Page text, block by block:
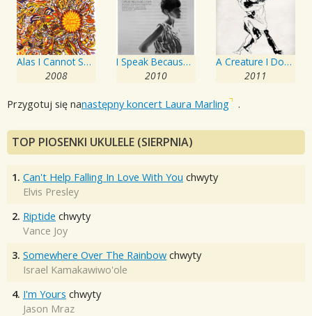
Alas I Cannot Swim
2008
I Speak Because I Can
2010
A Creature I Don't Know
2011
Przygotuj się nanastępny koncert Laura Marling .
TOP PIOSENKI UKULELE (SIERPNIA)
1. Can't Help Falling In Love With You chwyty
Elvis Presley
2. Riptide chwyty
Vance Joy
3. Somewhere Over The Rainbow chwyty
Israel Kamakawiwo'ole
4. I'm Yours chwyty
Jason Mraz